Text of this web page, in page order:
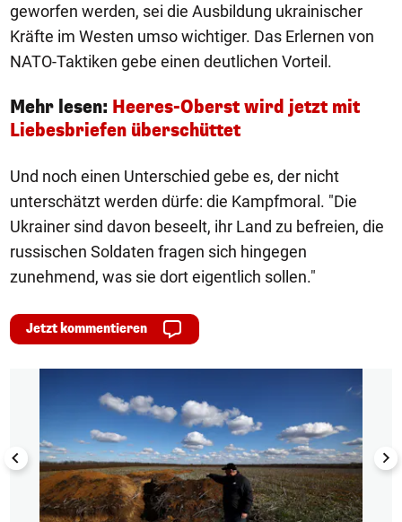
geworfen werden, sei die Ausbildung ukrainischer
Kräfte im Westen umso wichtiger. Das Erlernen von
NATO-Taktiken gebe einen deutlichen Vorteil.
Mehr lesen: Heeres-Oberst wird jetzt mit
Liebesbriefen überschüttet
Und noch einen Unterschied gebe es, der nicht
unterschätzt werden dürfe: die Kampfmoral. "Die
Ukrainer sind davon beseelt, ihr Land zu befreien, die
russischen Soldaten fragen sich hingegen
zunehmend, was sie dort eigentlich sollen."
Jetzt kommentieren
1/6